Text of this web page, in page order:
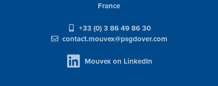
France
+33 (0) 3 86 49 86 30
contact.mouvex@psgdover.com
Mouvex on LinkedIn